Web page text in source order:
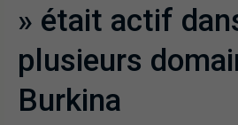
» était actif
plusieurs
Burkina